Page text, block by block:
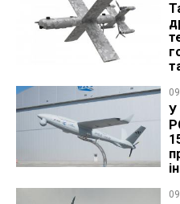
У